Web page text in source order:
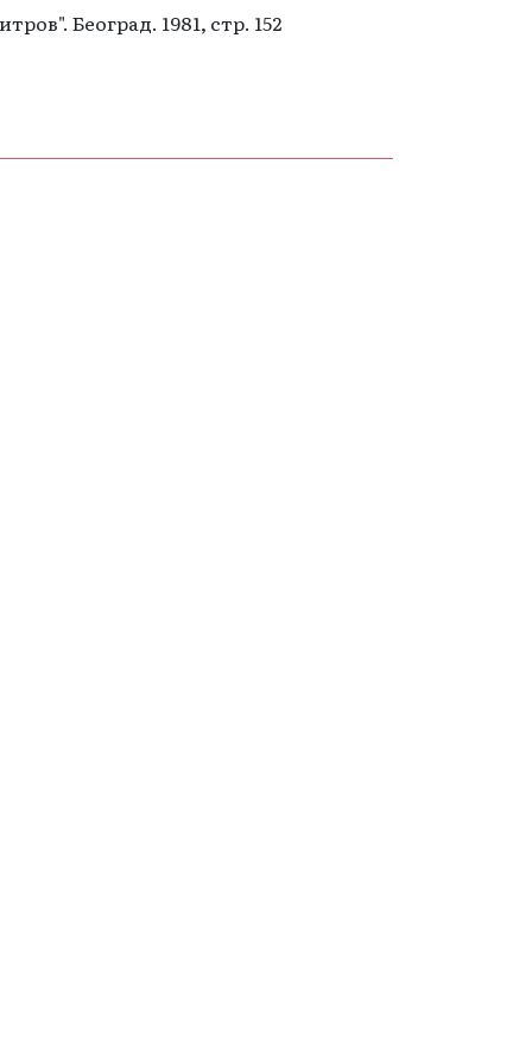
Београд. 1981, стр. 152